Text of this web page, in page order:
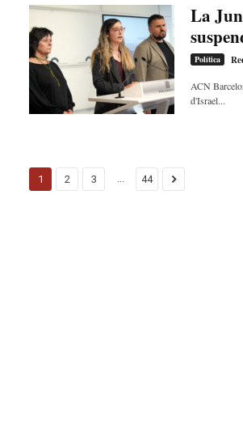
La
Política
ACN
d'Israel...
1 2 3 ... 44